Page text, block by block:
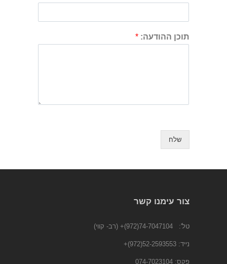
תוכן ההודעה: *
שלח
צור עימנו קשר
טל': 74-7047104(972)+ (רב- קווי)
נייד: 52-2593553(972)
+
פקס: 074-7023104